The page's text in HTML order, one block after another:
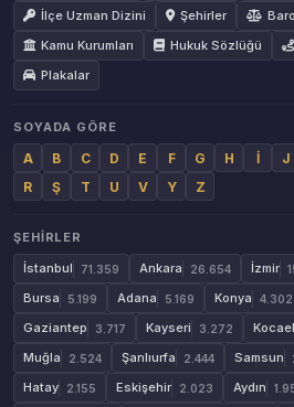
İlçe Uzman Dizini
Şehirler
Kamu Kurumları
Hukuk Sözlüğü
Plakalar
SOYADA GÖRE
A B C D E F G H İ J
R
Ş T U V Y Z
ŞEHIRLER
İstanbul
71.359 Ankara 26.654 İzmir
Bursa 5.199 Adana 5.169 Konya 4.302
Gaziantep 3.717 Kayseri 3.272
Muğla 2.524 Şanlıurfa 2.444 Samsun
Hatay 2.155 Eskişehir 2.023 Aydın